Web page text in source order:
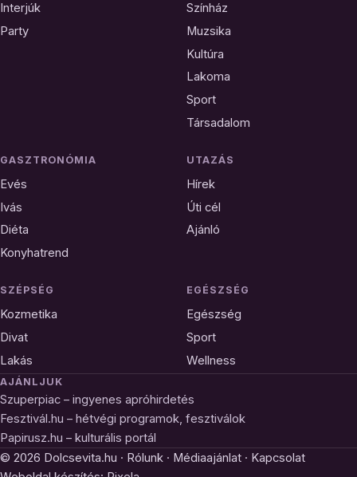
Interjúk
Party
Színház
Muzsika
Kultúra
Lakoma
Sport
Társadalom
GASZTRONÓMIA
Evés
Ivás
Diéta
Konyhatrend
UTAZÁS
Hírek
Úti cél
Ajánló
SZÉPSÉG
Kozmetika
Divat
Lakás
EGÉSZSÉG
Egészség
Sport
Wellness
AJÁNLJUK
Szuperpiac – ingyenes apróhirdetés
Fesztivál.hu – hétvégi programok, fesztiválok
Papirusz.hu – kulturális portál
© 2026 Dolcsevita.hu · Rólunk · Médiaajánlat · Kapcsolat